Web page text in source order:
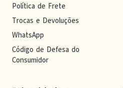
Política de Frete
Trocas e Devoluções
WhatsApp
Código de Defesa do
Consumidor